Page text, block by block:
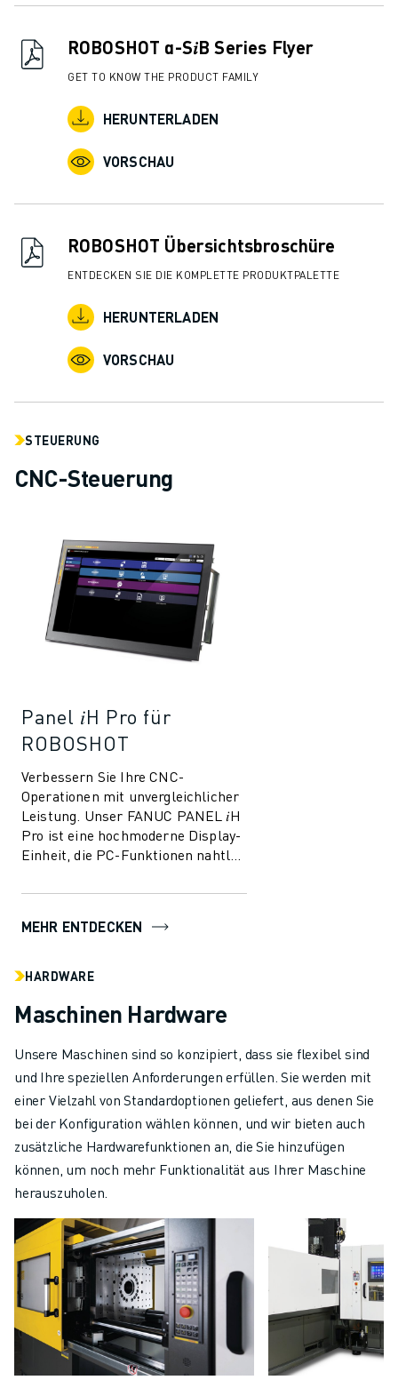
ROBOSHOT α-S𝑖B Series Flyer
GET TO KNOW THE PRODUCT FAMILY
HERUNTERLADEN
VORSCHAU
ROBOSHOT Übersichtsbroschüre
ENTDECKEN SIE DIE KOMPLETTE PRODUKTPALETTE
HERUNTERLADEN
VORSCHAU
STEUERUNG
CNC-Steuerung
Panel 𝑖H Pro für
ROBOSHOT
Verbessern Sie Ihre CNC-
Operationen mit unvergleichlicher
Leistung. Unser FANUC PANEL 𝑖H
Pro ist eine hochmoderne Display-
Einheit, die PC-Funktionen nahtlos
und so ...
MEHR ENTDECKEN
HARDWARE
Maschinen Hardware
Unsere Maschinen sind so konzipiert, dass sie flexibel sind
und Ihre speziellen Anforderungen erfüllen. Sie werden mit
einer Vielzahl von Standardoptionen geliefert, aus denen Sie
bei der Konfiguration wählen können, und wir bieten auch
zusätzliche Hardwarefunktionen an, die Sie hinzufügen
können, um noch mehr Funktionalität aus Ihrer Maschine
herauszuholen.